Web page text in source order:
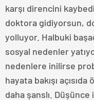
karşı direncini
doktora gidiyorsun,
yolluyor. Halbuki
sosyal nedenler
nedenlere inilirse
hayata bakışı
daha şanslı. Düşünce